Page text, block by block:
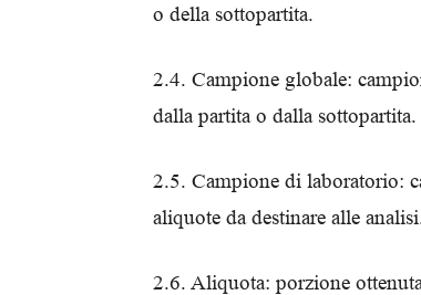
o della sottopartita.
2.4. Campione globale:
dalla partita o dalla sottopartita.
2.5. Campione di laboratorio:
aliquote da destinare alle
2.6. Aliquota: porzione